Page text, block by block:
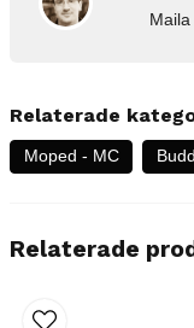
Relaterade
Moped - MC
Relaterade